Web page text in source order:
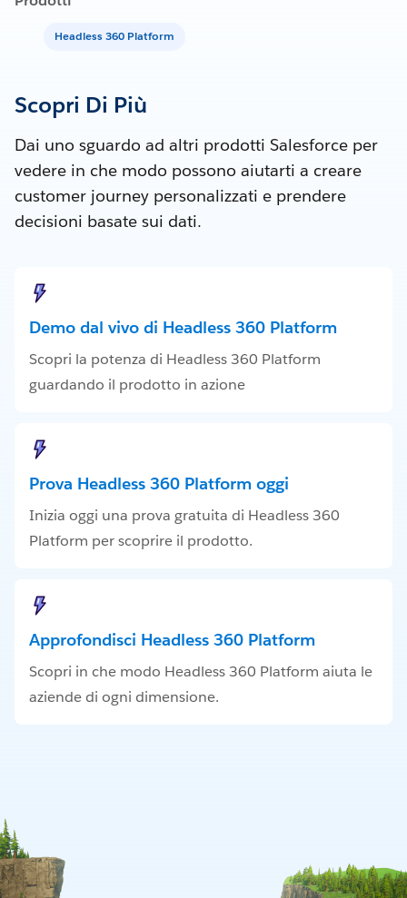
Headless 360 Platform
Scopri Di Più
Dai uno sguardo ad altri prodotti Salesforce per
vedere in che modo possono aiutarti a creare
customer journey personalizzati e prendere
decisioni basate sui dati.
Demo dal vivo di Headless 360 Platform
Scopri la potenza di Headless 360 Platform
guardando il prodotto in azione
Prova Headless 360 Platform oggi
Inizia oggi una prova gratuita di Headless 360
Platform per scoprire il prodotto.
Approfondisci Headless 360 Platform
Scopri in che modo Headless 360 Platform aiuta le
aziende di ogni dimensione.